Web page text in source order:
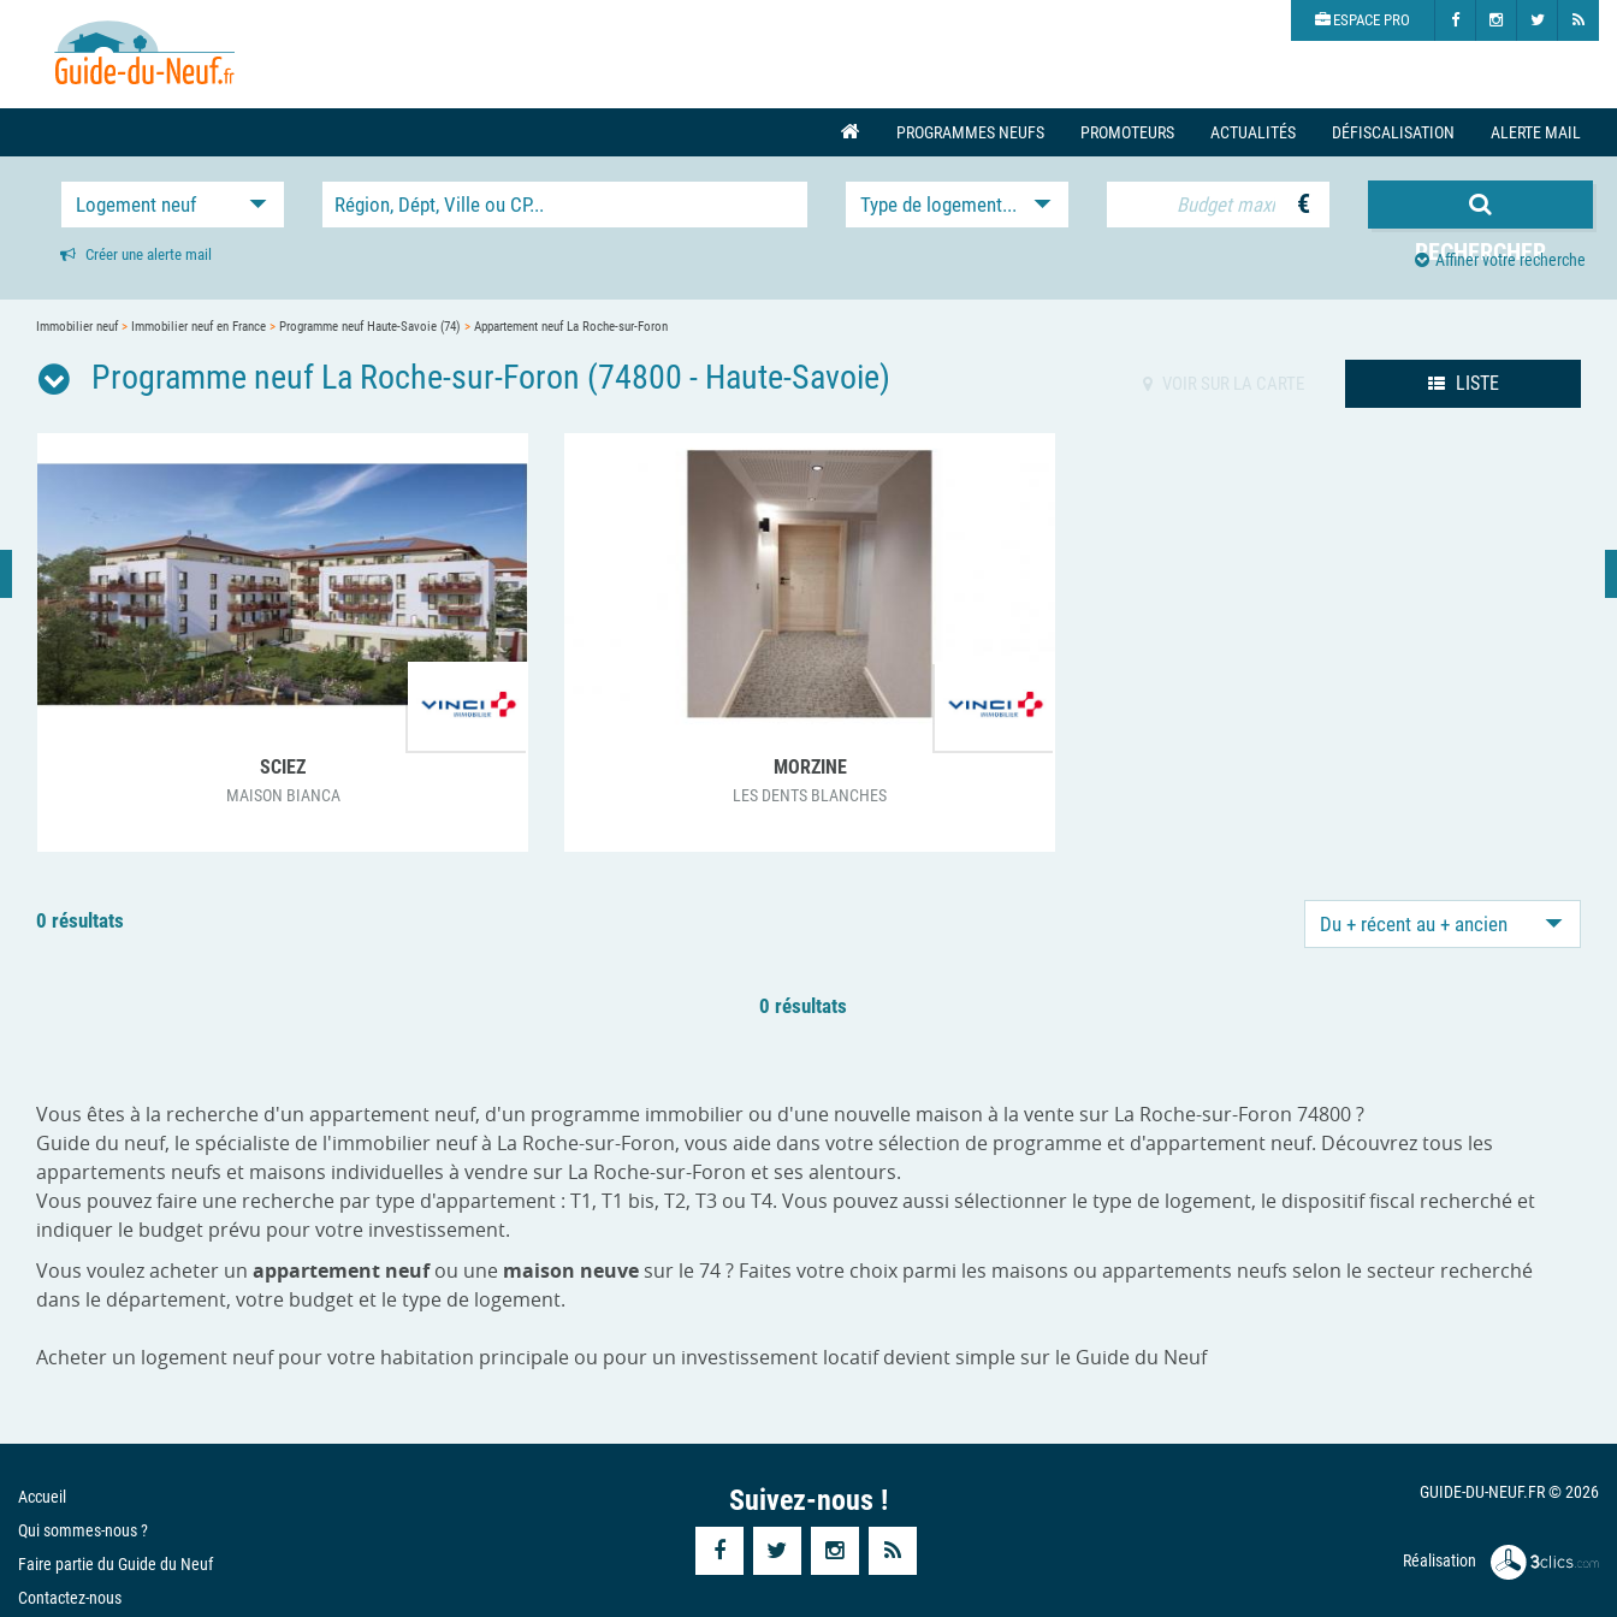
ESPACE PRO
PROGRAMMES NEUFS PROMOTEURS ACTUALITÉS DÉFISCALISATION ALERTE MAIL
Logement neuf Type de logement... €
RECHERCHER
Créer une alerte mail Affiner votre recherche
Immobilier neuf> Immobilier neuf en France > Programme neuf Haute-Savoie (74) > Appartement neuf La Roche-sur-Foron
Programme neuf La Roche-sur-Foron (74800 - Haute-Savoie) VOIR SUR LA CARTE LISTE
SCIEZ
MAISON BIANCA
MORZINE
LES DENTS BLANCHES
0 résultats Du + récent au + ancien
0 résultats
Vous êtes à la recherche d'un appartement neuf, d'un programme immobilier ou d'une nouvelle maison à la vente sur La Roche-sur-Foron 74800 ?
Guide du neuf, le spécialiste de l'immobilier neuf à La Roche-sur-Foron, vous aide dans votre sélection de programme et d'appartement neuf. Découvrez tous les
appartements neufs et maisons individuelles à vendre sur La Roche-sur-Foron et ses alentours.
Vous pouvez faire une recherche par type d'appartement : T1, T1 bis, T2, T3 ou T4. Vous pouvez aussi sélectionner le type de logement, le dispositif fiscal recherché et
indiquer le budget prévu pour votre investissement.
Vous voulez acheter un appartement neufou une maison neuve sur le 74 ? Faites votre choix parmi les maisons ou appartements neufs selon le secteur recherché
dans le département, votre budget et le type de logement.
Acheter un logement neuf pour votre habitation principale ou pour un investissement locatif devient simple sur le Guide du Neuf
Accueil
Qui sommes-nous ?
Faire partie du Guide du Neuf
Contactez-nous
Suivez-nous ! GUIDE-DU-NEUF.FR © 2026
Réalisation